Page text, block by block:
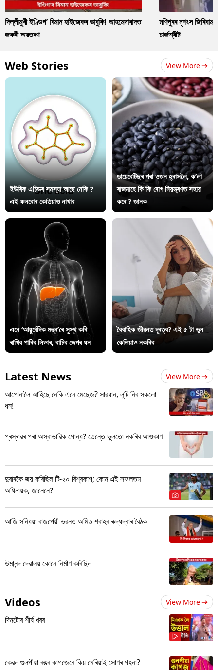
দিল্লীমুখী ইণ্ডিগ’ বিমান হাইজেকৰ ভাবুকি! আহমেদাবাদত
জৰুৰী অৱতৰণ
মণিপুৰৰ নৃশংস জিৰিবাম
চাৰ্জশ্বীট
Web Stories View More
ইউৰিক এচিডৰ সমস্যা আছে নেকি ?
এই ফলবোৰ কেতিয়াও নাখাব
ডায়েবেটিছৰ পৰা ওজন হ্ৰাসলৈ, ক’লা
ৰাজমাহে কি কি ৰোগ নিয়ন্ত্ৰণত সহায়
কৰে ? জানক
এনে ‘আয়ুৰ্বেদিক মন্ত্ৰ’ৰে সুস্থ কৰি
ৰাখিব পাৰিব লিভাৰ, বাচিব জেপৰ ধন
বৈবাহিক জীৱনত দূৰত্ব? এই ৫ টা ভুল
কেতিয়াও নকৰিব
Latest News View More
আপোনালৈ আহিছে নেকি এনে মেছেজ? সাৱধান, লুটি নিব সকলো
ধন!
প্ৰস্ৰাৱৰ পৰা অস্বাভাৱিক গোন্ধ? তেন্তে ভুলতো নকৰিব আওকাণ
দুবাৰকৈ জয় কৰিছিল টি-২০ বিশ্বকাপ; কোন এই সফলতম
অধিনায়ক, জানেনে?
আজি সন্ধিয়া বাজপেয়ী ভৱনত অমিত শ্বাহৰ ৰুদ্ধদ্বাৰ বৈঠক
উমানন্দ দেৱালয় কোনে নিৰ্মাণ কৰিছিল
Videos View More
দিনটোৰ শীৰ্ষ খবৰ
কেৱল গুলপীয়া ৰঙৰ কাগজেৰে কিয় মেৰিয়াই সোণৰ গহনা?